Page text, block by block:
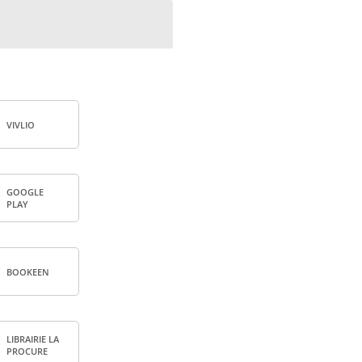
VIV­LIO
GOOGLE
PLAY
BOO­KEEN
LIBRAI­RIE LA
PRO­CURE